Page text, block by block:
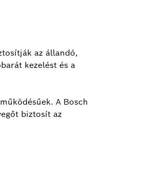
az állandó,
kezelést és a
A Bosch
biztosít az